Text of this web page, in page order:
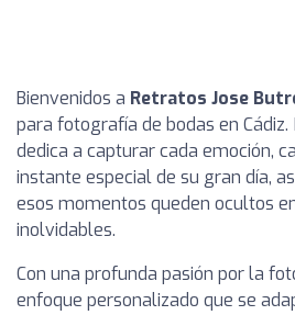
Bienvenidos a Retratos Jose
para fotografía de bodas en Cádiz.
dedica a capturar cada emoción,
instante especial de su gran día,
esos momentos queden ocultos
inolvidables.
Con una profunda pasión por la
enfoque personalizado que se